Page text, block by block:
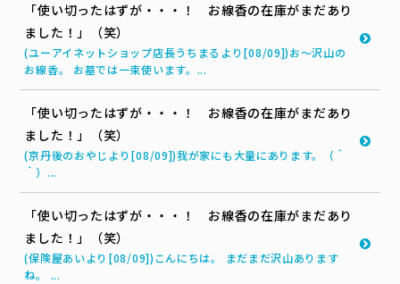
「使い切ったはずが・・・！ お線香の在庫がまだあり
ました！」（笑）
(ユーアイネットショップ店長うちまるより[08/09])お～沢山の
お線香。 お墓では一束使います。...
「使い切ったはずが・・・！ お線香の在庫がまだあり
ました！」（笑）
(京丹後のおやじより[08/09])我が家にも大量にあります。（＾
＾）...
「使い切ったはずが・・・！ お線香の在庫がまだあり
ました！」（笑）
(保険屋あいより[08/09])こんにちは。 まだまだ沢山あります
ね。 ...